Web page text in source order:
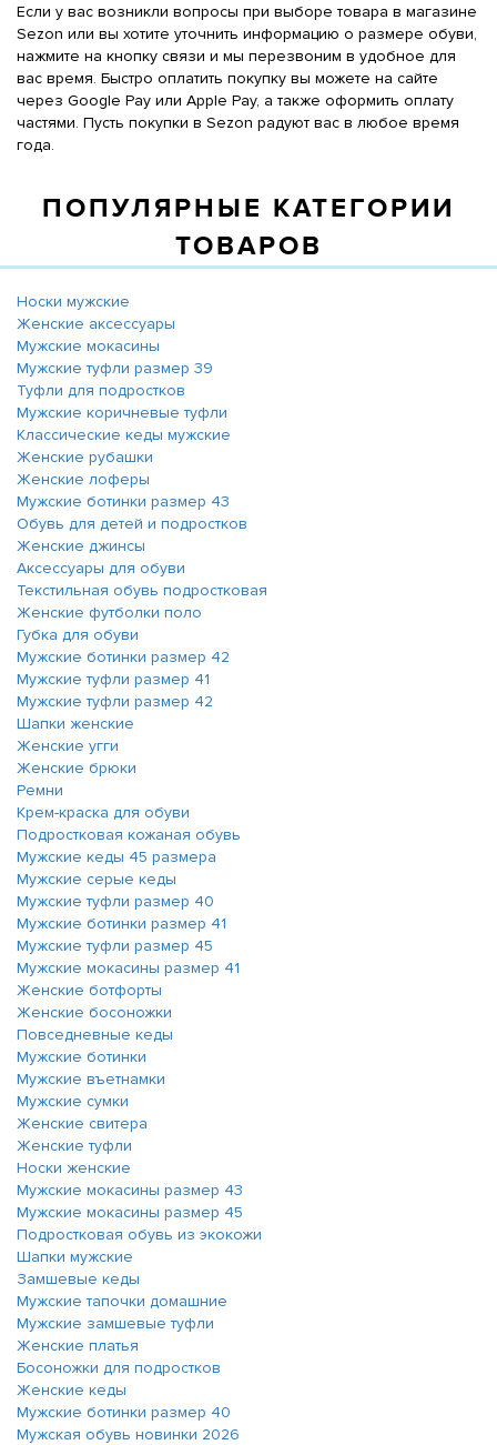
Если у вас возникли вопросы при выборе товара в магазине
Sezon или вы хотите уточнить информацию о размере обуви,
нажмите на кнопку связи и мы перезвоним в удобное для
вас время. Быстро оплатить покупку вы можете на сайте
через Google Pay или Apple Pay, а также оформить оплату
частями. Пусть покупки в Sezon радуют вас в любое время
года.
ПОПУЛЯРНЫЕ КАТЕГОРИИ
ТОВАРОВ
Носки мужские
Женские аксессуары
Мужские мокасины
Мужские туфли размер 39
Туфли для подростков
Мужские коричневые туфли
Классические кеды мужские
Женские рубашки
Женские лоферы
Мужские ботинки размер 43
Обувь для детей и подростков
Женские джинсы
Аксессуары для обуви
Текстильная обувь подростковая
Женские футболки поло
Губка для обуви
Мужские ботинки размер 42
Мужские туфли размер 41
Мужские туфли размер 42
Шапки женские
Женские угги
Женские брюки
Ремни
Крем-краска для обуви
Подростковая кожаная обувь
Мужские кеды 45 размера
Мужские серые кеды
Мужские туфли размер 40
Мужские ботинки размер 41
Мужские туфли размер 45
Мужские мокасины размер 41
Женские ботфорты
Женские босоножки
Повседневные кеды
Мужские ботинки
Мужские въетнамки
Мужские сумки
Женские свитера
Женские туфли
Носки женские
Мужские мокасины размер 43
Мужские мокасины размер 45
Подростковая обувь из экокожи
Шапки мужские
Замшевые кеды
Мужские тапочки домашние
Мужские замшевые туфли
Женские платья
Босоножки для подростков
Женские кеды
Мужские ботинки размер 40
Мужская обувь новинки 2026